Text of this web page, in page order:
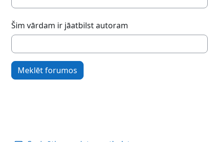
Šim vārdam ir jāatbilst autoram
Meklēt forumos